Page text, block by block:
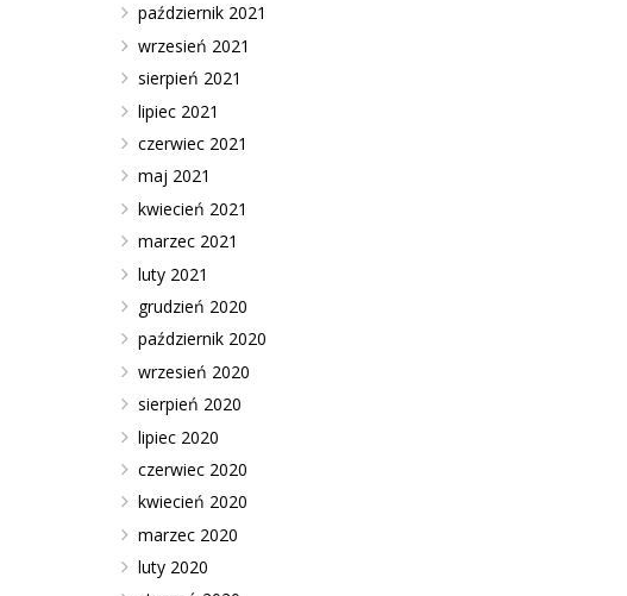
październik 2021
wrzesień 2021
sierpień 2021
lipiec 2021
czerwiec 2021
maj 2021
kwiecień 2021
marzec 2021
luty 2021
grudzień 2020
październik 2020
wrzesień 2020
sierpień 2020
lipiec 2020
czerwiec 2020
kwiecień 2020
marzec 2020
luty 2020